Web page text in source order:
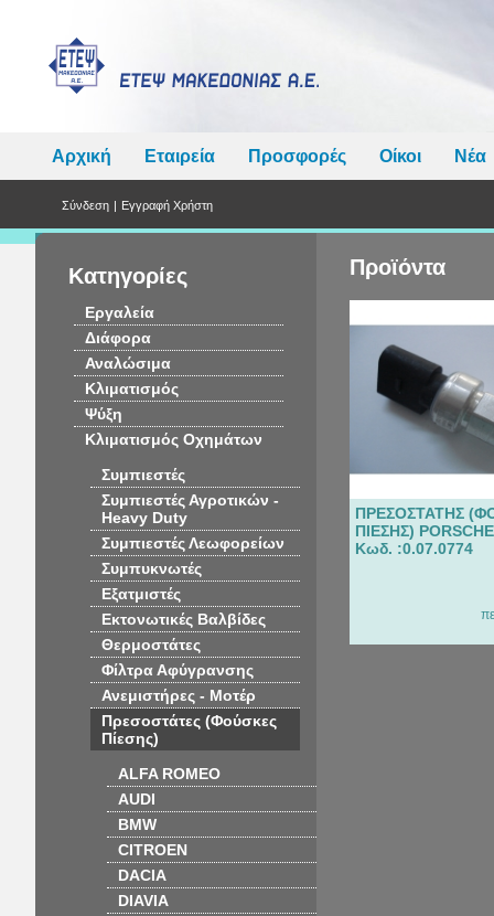
Αρχική Εταιρεία Προσφορές Οίκοι Νέα
Σύνδεση | Εγγραφή Χρήστη
Κατηγορίες
Εργαλεία
Διάφορα
Αναλώσιμα
Κλιματισμός
Ψύξη
Κλιματισμός Οχημάτων
Συμπιεστές
Συμπιεστές Αγροτικών -
Heavy Duty
Συμπιεστές Λεωφορείων
Συμπυκνωτές
Εξατμιστές
Εκτονωτικές Βαλβίδες
Θερμοστάτες
Φίλτρα Αφύγρανσης
Ανεμιστήρες - Μοτέρ
Πρεσοστάτες (Φούσκες
Πίεσης)
ALFA ROMEO
AUDI
BMW
CITROEN
DACIA
DIAVIA
Προϊόντα
ΠΡΕΣΟΣΤΑΤΗΣ
ΠΙΕΣΗΣ) PORSCHE
Κωδ. :0.07.0774